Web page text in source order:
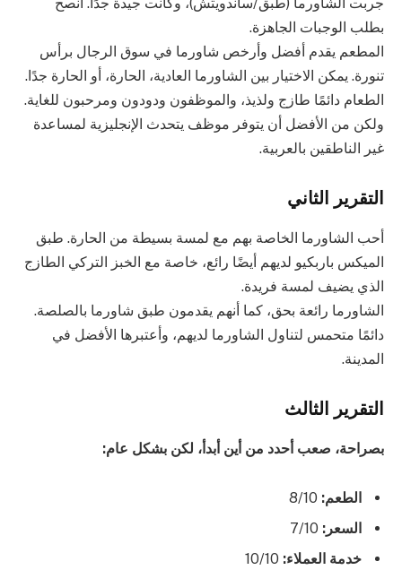
بطلب الوجبات الجاهزة.
المطعم يقدم أفضل وأرخص شاورما في سوق الرجال برأس
تنورة. يمكن الاختيار بين الشاورما العادية، الحارة، أو الحارة جدًا.
الطعام دائمًا طازج ولذيذ، والموظفون ودودون ومرحبون للغاية.
ولكن من الأفضل أن يتوفر موظف يتحدث الإنجليزية لمساعدة
غير الناطقين بالعربية.
التقرير الثاني
أحب الشاورما الخاصة بهم مع لمسة بسيطة من الحارة. طبق
الميكس باربكيو لديهم أيضًا رائع، خاصة مع الخبز التركي الطازج
الذي يضيف لمسة فريدة.
الشاورما رائعة بحق، كما أنهم يقدمون طبق شاورما بالصلصة.
دائمًا متحمس لتناول الشاورما لديهم، وأعتبرها الأفضل في
المدينة.
التقرير الثالث
بصراحة، صعب أحدد من أين أبدأ، لكن بشكل عام:
الطعم:
السعر: 7/10
خدمة العملاء: 10/10